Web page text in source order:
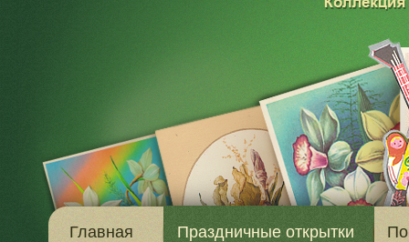
Главная Праздничные открытки